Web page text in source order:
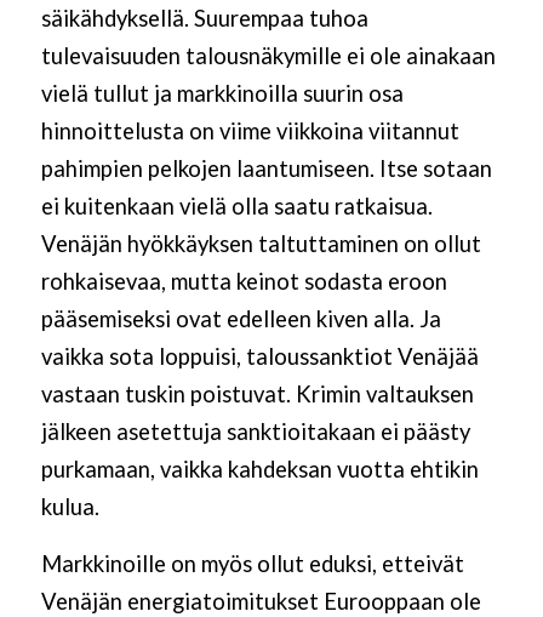
säikähdyksellä. Suurempaa tuhoa
tulevaisuuden talousnäkymille ei ole ainakaan
vielä tullut ja markkinoilla suurin osa
hinnoittelusta on viime viikkoina viitannut
pahimpien pelkojen laantumiseen. Itse sotaan
ei kuitenkaan vielä olla saatu ratkaisua.
Venäjän hyökkäyksen taltuttaminen on ollut
rohkaisevaa, mutta keinot sodasta eroon
pääsemiseksi ovat edelleen kiven alla. Ja
vaikka sota loppuisi, taloussanktiot Venäjää
vastaan tuskin poistuvat. Krimin valtauksen
jälkeen asetettuja sanktioitakaan ei päästy
purkamaan, vaikka kahdeksan vuotta ehtikin
kulua.
Markkinoille on myös ollut eduksi, etteivät
Venäjän energiatoimitukset Eurooppaan ole